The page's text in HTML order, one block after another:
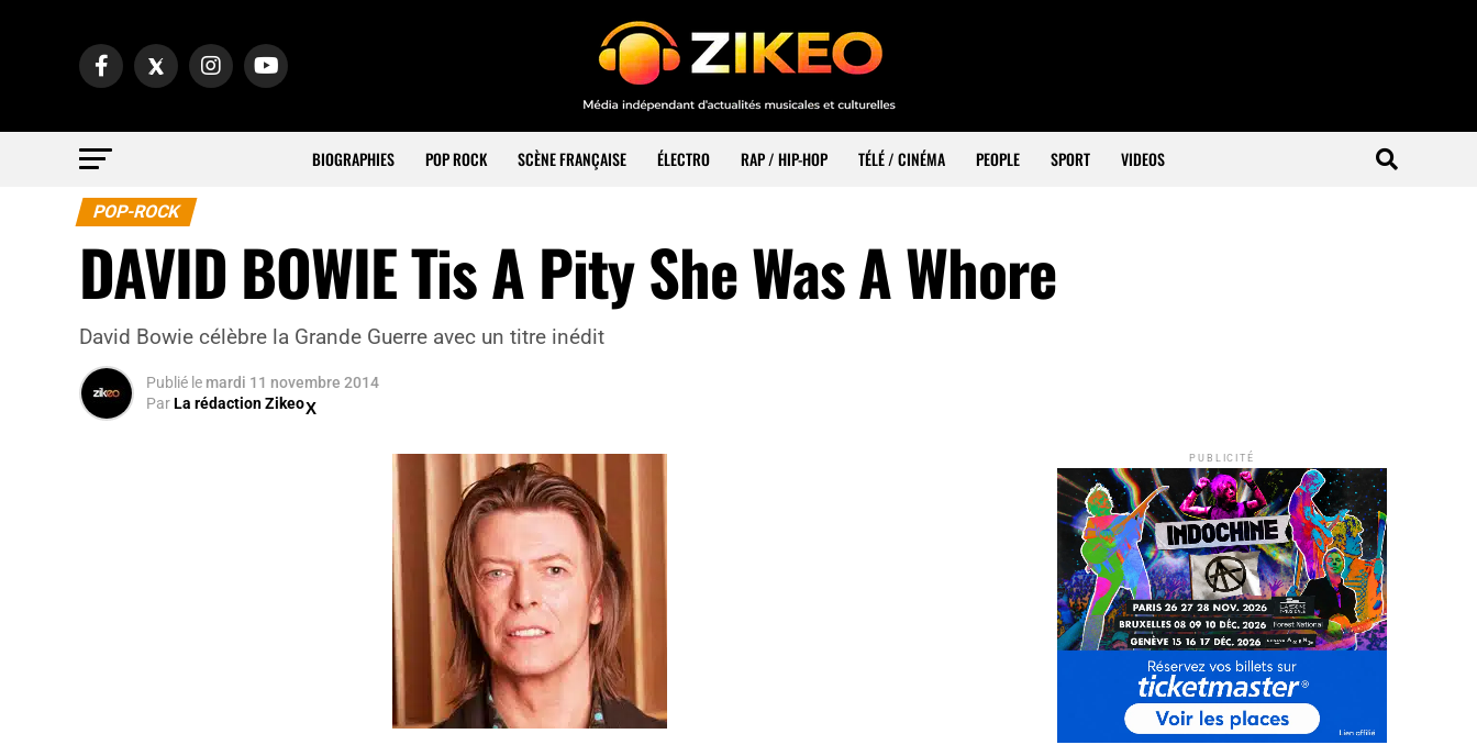
BIOGRAPHIES POP ROCK SCÈNE FRANÇAISE ÉLECTRO RAP / HIP-HOP TÉLÉ / CINÉMA PEOPLE SPORT VIDEOS
POP-ROCK
DAVID BOWIE Tis A Pity She Was A Whore
David Bowie célèbre la Grande Guerre avec un titre inédit
Publié le mardi 11 novembre 2014
ParLa rédaction Zikeo
PUBLICITÉ